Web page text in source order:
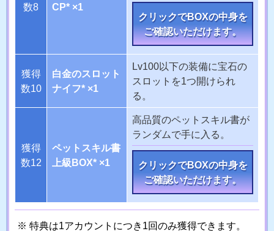
数8
CP* ×1
クリックでBOXの中身を
ご確認いただけます。
獲得
数10
白金のスロット
ナイフ* ×1
Lv100以下の装備に宝石の
スロットを1つ開けられ
る。
獲得
数12
ペットスキル書
上級BOX* ×1
高品質のペットスキル書が
ランダムで手に入る。
クリックでBOXの中身を
ご確認いただけます。
特典は1アカウントにつき1回のみ獲得できます。